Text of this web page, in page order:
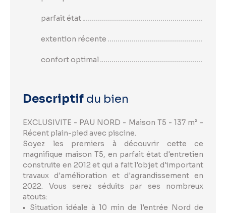
parfait état
extention récente
confort optimal
Descriptif du bien
EXCLUSIVITE - PAU NORD - Maison T5 - 137 m² -
Récent plain-pied avec piscine.
Soyez les premiers à découvrir cette ce
magnifique maison T5, en parfait état d'entretien
construite en 2012 et qui a fait l'objet d'important
travaux d'amélioration et d'agrandissement en
2022. Vous serez séduits par ses nombreux
atouts:
Situation idéale à 10 min de l'entrée Nord de